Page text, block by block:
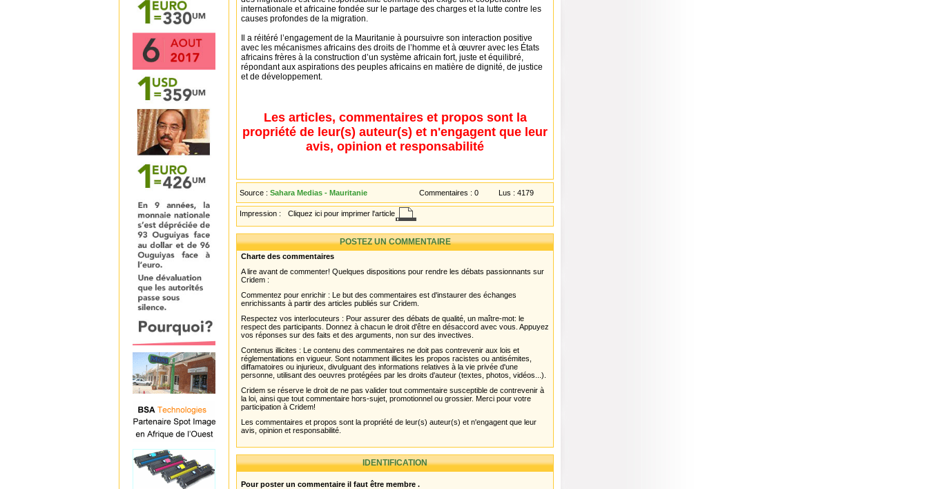
internationale et africaine fondée sur le partage des charges et la lutte contre les
causes profondes de la migration.
Il a réitéré l’engagement de la Mauritanie à poursuivre son interaction positive
avec les mécanismes africains des droits de l’homme et à œuvrer avec les États
africains frères à la construction d’un système africain fort, juste et équilibré,
répondant aux aspirations des peuples africains en matière de dignité, de justice
et de développement.
Les articles, commentaires et propos sont la
propriété de leur(s) auteur(s) et n'engagent que leur
avis, opinion et responsabilité
Source : Sahara Medias - Mauritanie Commentaires : 0 Lus : 4179
Impression : Cliquez ici pour imprimer l'article
POSTEZ UN COMMENTAIRE
Charte des commentaires
A lire avant de commenter! Quelques dispositions pour rendre les débats passionnants sur
Cridem :
Commentez pour enrichir : Le but des commentaires est d'instaurer des échanges
enrichissants à partir des articles publiés sur Cridem.
Respectez vos interlocuteurs : Pour assurer des débats de qualité, un maître-mot: le
respect des participants. Donnez à chacun le droit d'être en désaccord avec vous. Appuyez
vos réponses sur des faits et des arguments, non sur des invectives.
Contenus illicites : Le contenu des commentaires ne doit pas contrevenir aux lois et
réglementations en vigueur. Sont notamment illicites les propos racistes ou antisémites,
diffamatoires ou injurieux, divulguant des informations relatives à la vie privée d'une
personne, utilisant des oeuvres protégées par les droits d'auteur (textes, photos, vidéos...).
Cridem se réserve le droit de ne pas valider tout commentaire susceptible de contrevenir à
la loi, ainsi que tout commentaire hors-sujet, promotionnel ou grossier. Merci pour votre
participation à Cridem!
Les commentaires et propos sont la propriété de leur(s) auteur(s) et n'engagent que leur
avis, opinion et responsabilité.
IDENTIFICATION
Pour poster un commentaire il faut être membre .